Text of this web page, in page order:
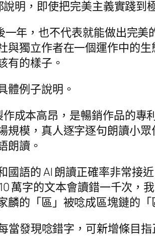
明，即使把完美主義實踐到
年，也不代表就能做出完
與獨立作者在一個運作中的
有的樣子。
體例子說明。
成本高昂，是暢銷作品的專
規模，真人逐字逐句朗讀小
朗讀。
語的 AI 朗讀正確率非常接
萬字的文本會讀錯一千次
的「區」被唸成區塊鏈的
當發現唸錯字，可新增條目